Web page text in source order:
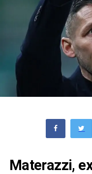
Materazzi,